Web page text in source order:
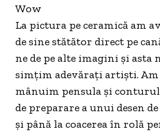
Wow
La pictura pe ceramică am
de sine stătător direct pe
ne de pe alte imagini și asta
simțim adevărați artiști.
mânuim pensula și
de preparare a unui desen
și până la coacerea în rolă